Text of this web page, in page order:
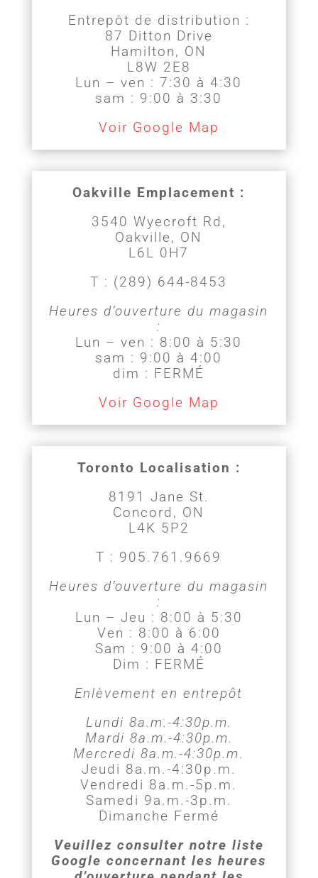
Entrepôt de distribution :
87 Ditton Drive
Hamilton, ON
L8W 2E8
Lun – ven : 7:30 à 4:30
sam : 9:00 à 3:30
Voir Google Map
Oakville Emplacement :
3540 Wyecroft Rd,
Oakville, ON
L6L 0H7
T : (289) 644-8453
Heures d’ouverture du magasin
:
Lun – ven : 8:00 à 5:30
sam : 9:00 à 4:00
dim : FERMÉ
Voir Google Map
Toronto Localisation :
8191 Jane St.
Concord, ON
L4K 5P2
T : 905.761.9669
Heures d’ouverture du magasin
:
Lun – Jeu : 8:00 à 5:30
Ven : 8:00 à 6:00
Sam : 9:00 à 4:00
Dim : FERMÉ
Enlèvement en entrepôt
Lundi 8a.m.-4:30p.m.
Mardi 8a.m.-4:30p.m.
Mercredi 8a.m.-4:30p.m.
Jeudi 8a.m.-4:30p.m.
Vendredi 8a.m.-5p.m.
Samedi 9a.m.-3p.m.
Dimanche Fermé
Veuillez consulter notre liste
Google concernant les heures